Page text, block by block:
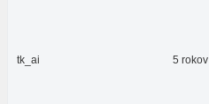
tk_ai 5 rokov